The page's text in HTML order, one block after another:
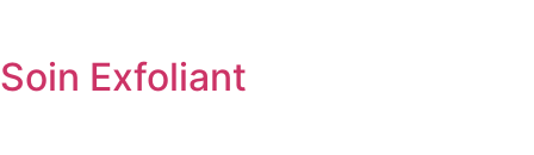
Soin Exfoliant